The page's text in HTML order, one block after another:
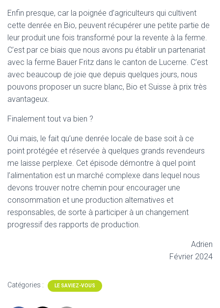
Enfin presque, car la poignée d’agriculteurs qui cultivent
cette denrée en Bio, peuvent récupérer une petite partie de
leur produit une fois transformé pour la revente à la ferme.
C’est par ce biais que nous avons pu établir un partenariat
avec la ferme Bauer Fritz dans le canton de Lucerne. C’est
avec beaucoup de joie que depuis quelques jours, nous
pouvons proposer un sucre blanc, Bio et Suisse à prix très
avantageux.
Finalement tout va bien ?
Oui mais, le fait qu’une denrée locale de base soit à ce
point protégée et réservée à quelques grands revendeurs
me laisse perplexe. Cet épisode démontre à quel point
l’alimentation est un marché complexe dans lequel nous
devons trouver notre chemin pour encourager une
consommation et une production alternatives et
responsables, de sorte à participer à un changement
progressif des rapports de production.
Adrien
Février 2024
Catégories : LE SAVIEZ-VOUS